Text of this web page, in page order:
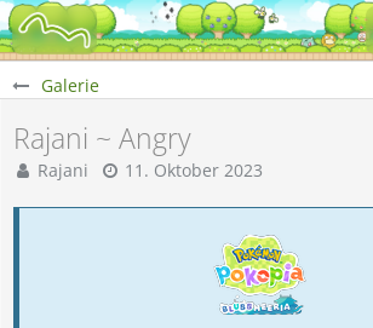
Galerie
Rajani ~ Angry
Rajani 11. Oktober 2023